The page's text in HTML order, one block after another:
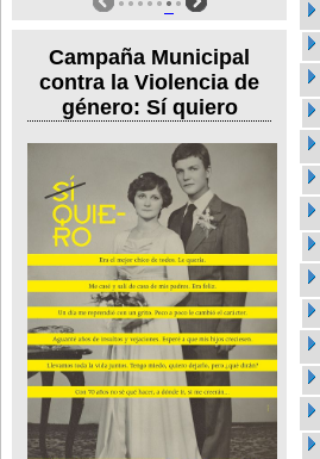
Campaña Municipal
contra la Violencia de
género: Sí quiero